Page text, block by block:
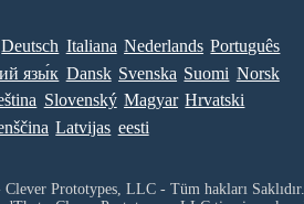
Deutsch Italiana Nederlands Português
язы́к Dansk Svenska Suomi Norsk
Slovenský Magyar Hrvatski
Latvijas eesti
Prototypes, LLC - Tüm hakları Saklıdır.